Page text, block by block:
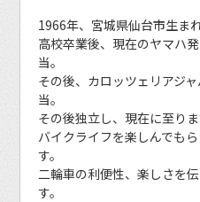
1966年、宮城県仙台市生まれ
高校卒業後、現在のヤマハ
当。
その後、カロッツェリアジ
当。
その後独立し、現在に至りま
バイクライフを楽しんでも
す。
二輪車の利便性、楽しさを
す。